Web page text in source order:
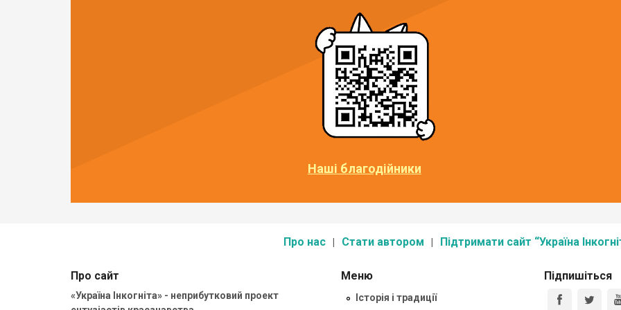
Наші благодійники
Про нас Стати автором Підтримати сайт “Україна
Про сайт
«Україна Інкогніта» - неприбутковий проект
Меню
Історія і традиції
Підпишіться